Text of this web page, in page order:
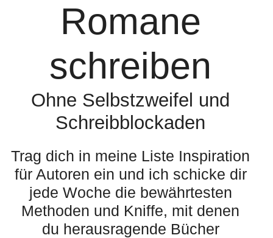
Romane
schreiben
Ohne Selbstzweifel und
Schreibblockaden
Trag dich in meine Liste Inspiration
für Autoren ein und ich schicke dir
jede Woche die bewährtesten
Methoden und Kniffe, mit denen
du herausragende Bücher